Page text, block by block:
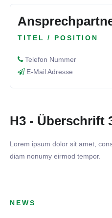
TITEL / POSITION
Telefon Nummer
E-Mail Adresse
H3 - Überschrift
Lorem ipsum dolor sit amet,
diam nonumy eirmod tempor.
NEWS